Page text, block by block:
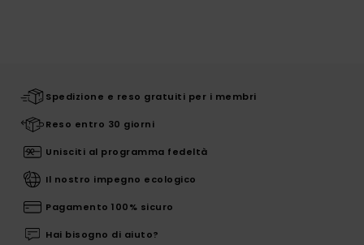
Spedizione e reso gratuiti per i membri
Reso entro 30 giorni
Unisciti al programma fedeltà
Il nostro impegno ecologico
Pagamento 100% sicuro
Hai bisogno di aiuto?